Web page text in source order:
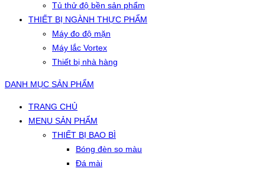
Tủ thử độ bền sản phẩm
THIẾT BỊ NGÀNH THỰC PHẨM
Máy đo độ mặn
Máy lắc Vortex
Thiết bị nhà hàng
DANH MỤC SẢN PHẨM
TRANG CHỦ
MENU SẢN PHẨM
THIẾT BỊ BAO BÌ
Bóng đèn so màu
Đá mài